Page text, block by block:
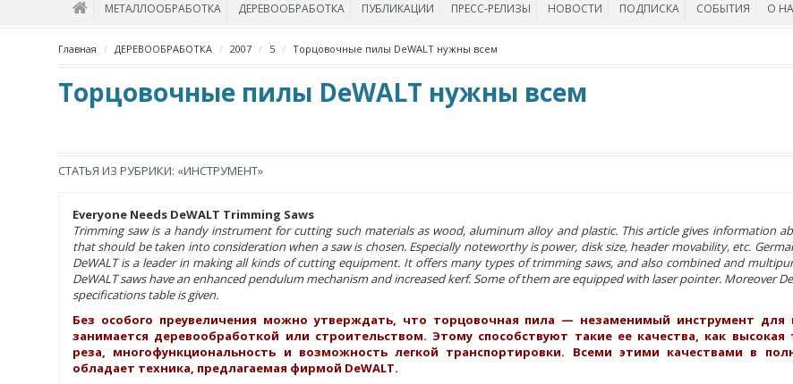
МЕТАЛЛООБРАБОТКА ДЕРЕВООБРАБОТКА ПУБЛИКАЦИИ ПРЕСС-РЕЛИЗЫ НОВОСТИ ПОДПИСКА СОБЫТИЯ О
Главная ДЕРЕВООБРАБОТКА 2007 5 Торцовочные пилы DeWALT нужны всем
Торцовочные пилы DeWALT нужны всем
СТАТЬЯ ИЗ РУБРИКИ: «ИНСТРУМЕНТ»
Everyone Needs DeWALT Trimming Saws
Trimming saw is a handy instrument for cutting such materials as wood, aluminum alloy and plastic. This article gives information
that should be taken into consideration when a saw is chosen. Especially noteworthy is power, disk size, header movability, etc.
DeWALT is a leader in making all kinds of cutting equipment. It offers many types of trimming saws, and also combined and
DeWALT saws have an enhanced pendulum mechanism and increased kerf. Some of them are equipped with laser pointer. Moreover
specifications table is given.
Без особого преувеличения можно утверждать, что торцовочная пила — незаменимый инструмент для
занимается деревообработкой или строительством. Этому способствуют такие ее качества, как высокая
реза, многофункциональность и возможность легкой транспортировки. Всеми этими качествами в
обладает техника, предлагаемая фирмой DeWALT.